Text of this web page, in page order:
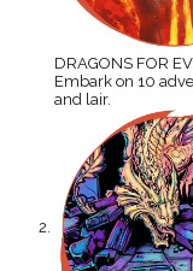
DRAGONS FOR
Embark on 10
and lair.